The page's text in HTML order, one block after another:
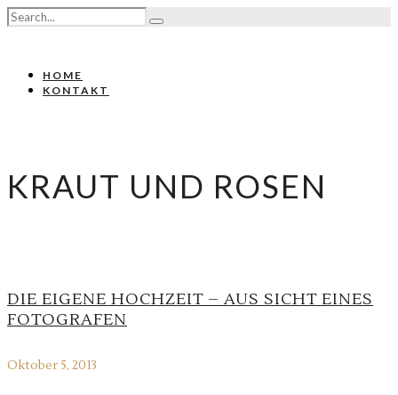
HOME
KONTAKT
KRAUT UND ROSEN
DIE EIGENE HOCHZEIT – AUS SICHT EINES
FOTOGRAFEN
Oktober 5, 2013